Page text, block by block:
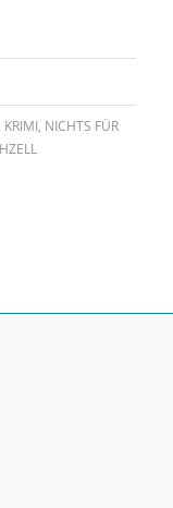
KRIMI, NICHTS FÜR